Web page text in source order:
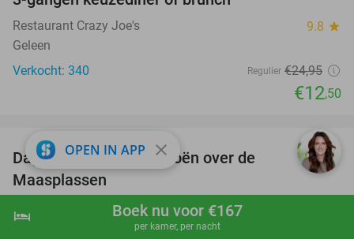
shopping_cart Boek nu
hotel Boek nu voor €167
per kamer, per nacht
Restaurant Crazy Joe's 9.8 star
Geleen
Verkocht: 340
Regulier €24,95
€12,50
43%
Dagdeel suppen of kanoën over de
Maasplassen
OPEN IN APP close